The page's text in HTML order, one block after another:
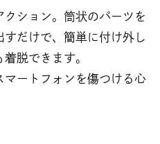
クション。筒状のパーツを
だけで、簡単に付け外し
脱できます。
ートフォンを傷つける心